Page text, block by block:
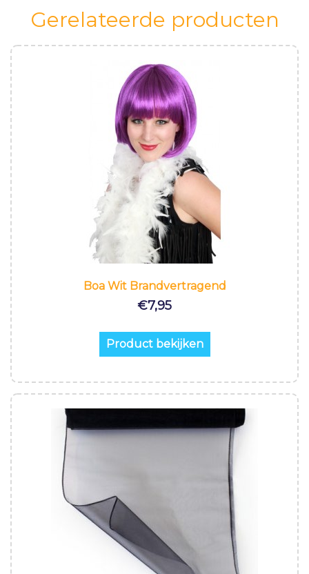
Gerelateerde producten
Boa Wit Brandvertragend
€7,95
Product bekijken